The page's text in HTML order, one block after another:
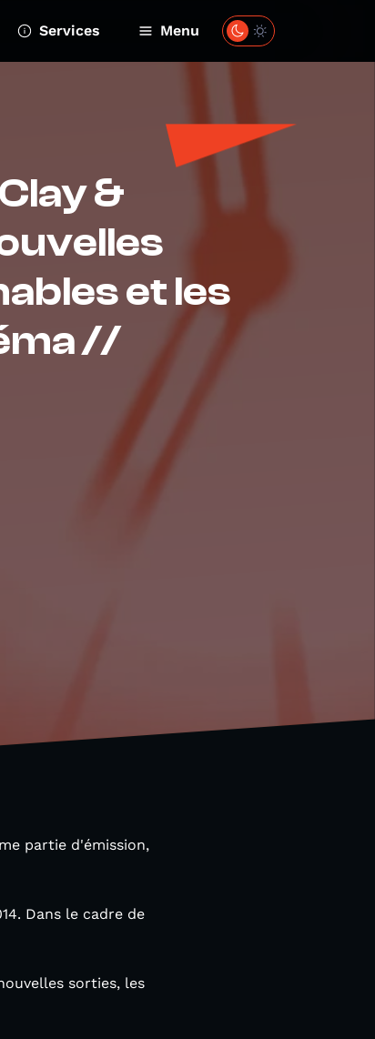
Services Menu
&
et les
//
partie d'émission,
Dans le cadre de
sorties, les